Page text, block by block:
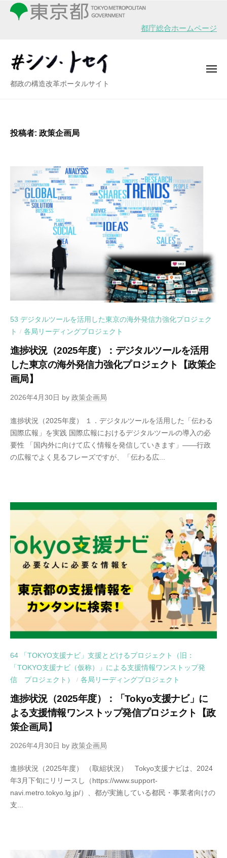
都庁総合ホームページ
シ
セ
都政の構造改革ポータルサイト
メ
投稿者: 政策企画局
53 デジタルツールを活用した東京の海外発信力強化プロジェク
ト
/ 各局リーディングプロジェクト
進捗状況（2025年度）：デジタルツールを活用
した東京の海外発信力強化プロジェクト【政策企
画局】
2026年4月30日 by 政策企画局
進捗状況（2025年度） １．デジタルツールを活用した「伝わる
国際広報」を実践 国際広報におけるデジタルツールの導入の必
要性 「国内外に向けて広く情報を発信していきます」――行政
の広報でよく見るフレーズですが、「伝わる広...
64 「TOKYO支援ナビ」支援とどけるプロジェクト（旧：
「TOKYO支援ナビ（仮称）」による支援情報ワンストップ発
信 プロジェクト）
/ 各局リーディングプロジェクト
進捗状況（2025年度）：「Tokyo支援ナビ」に
よる支援情報ワンストップ発信プロジェクト【政
策企画局】
2026年4月30日 by 政策企画局
進捗状況（2025年度） （取組状況） Tokyo支援ナビは、2024
年3月下旬にリリースし（https://www.support-
navi.metro.tokyo.lg.jp/）、都が実施している都民・事業者向けの
支...
ン
イ